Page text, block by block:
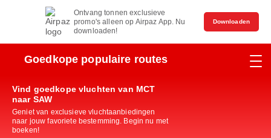
Ontvang tonnen exclusieve
promo's alleen op Airpaz App. Nu
downloaden!
Downloaden
Goedkope populaire routes
Vind goedkope vluchten van MCT
naar SAW
Geniet van exclusieve vluchtaanbiedingen
naar jouw favoriete bestemming. Begin nu met
boeken!